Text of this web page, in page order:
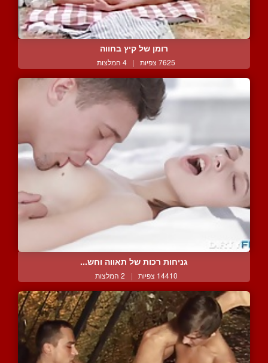
רומן של קיץ בחווה
7625 צפיות | 4 המלצות
גניחות רכות של תאווה וחש...
14410 צפיות | 2 המלצות